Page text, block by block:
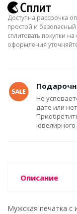
Доступна рассрочка
простой и
сплитовать покупки
оформления
Не
дате или
ювелирного
Описание
Мужская печатка с